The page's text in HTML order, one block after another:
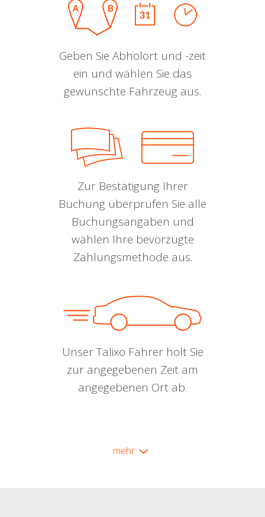
Geben Sie Abholort und -zeit
ein und wählen Sie das
gewünschte Fahrzeug aus.
Zur Bestätigung Ihrer
Buchung überprüfen Sie alle
Buchungsangaben und
wählen Ihre bevorzugte
Zahlungsmethode aus.
Unser Talixo Fahrer holt Sie
zur angegebenen Zeit am
angegebenen Ort ab.
mehr